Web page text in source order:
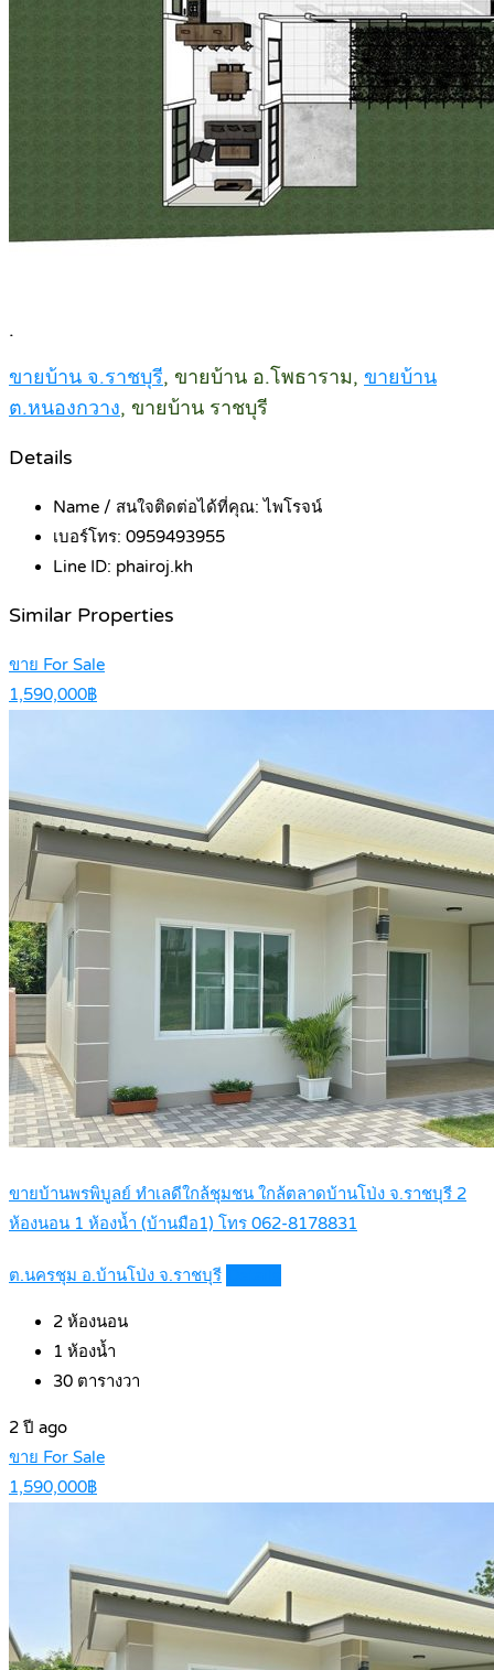
.
ขายบ้าน จ.ราชบุรี, ขายบ้าน อ.โพธาราม, ขายบ้าน
ต.หนองกวาง, ขายบ้าน ราชบุรี
Details
Name / สนใจติดต่อได้ที่คุณ:ไพโรจน์
เบอร์โทร: 0959493955
Line ID: phairoj.kh
Similar Properties
ขาย For Sale
1,590,000฿
ขายบ้านพรพิบูลย์ ทำเลดีใกล้ชุมชน ใกล้ตลาดบ้านโป่ง จ.ราชบุรี 2
ห้องนอน 1 ห้องน้ำ (บ้านมือ1) โทร 062-8178831
ต.นครชุม อ.บ้านโป่ง จ.ราชบุรี
2 ห้องนอน
1 ห้องน้ำ
30 ตารางวา
2 ปี ago
ขาย For Sale
1,590,000฿